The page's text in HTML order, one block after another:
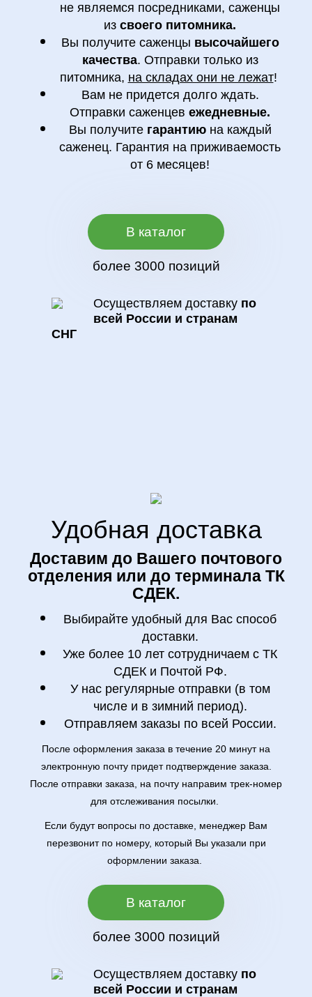
не являемся посредниками, саженцы
из своего питомника.
Вы получите саженцы высочайшего
качества. Отправки только из
питомника, на складах они не лежат!
Вам не придется долго ждать.
Отправки саженцев ежедневные.
Вы получите гарантию на каждый
саженец. Гарантия на приживаемость
от 6 месяцев!
В каталог
более 3000 позиций
Осуществляем доставку по
всей России и странам
СНГ
Удобная доставка
Доставим до Вашего почтового
отделения или до терминала ТК
СДЕК.
Выбирайте удобный для Вас способ
доставки.
Уже более 10 лет сотрудничаем с ТК
СДЕК и Почтой РФ.
У нас регулярные отправки (в том
числе и в зимний период).
Отправляем заказы по всей России.
После оформления заказа в течение 20 минут на
электронную почту придет подтверждение заказа.
После отправки заказа, на почту направим трек-номер
для отслеживания посылки.
Если будут вопросы по доставке, менеджер Вам
перезвонит по номеру, который Вы указали при
оформлении заказа.
В каталог
более 3000 позиций
Осуществляем доставку по
всей России и странам